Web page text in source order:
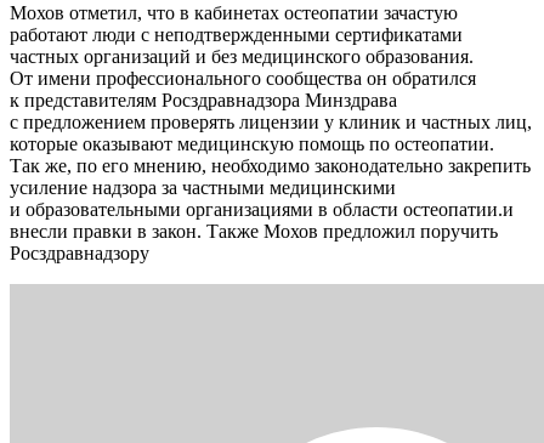
Мохов отметил, что в кабинетах остеопатии зачастую
работают люди с неподтвержденными сертификатами
частных организаций и без медицинского образования.
От имени профессионального сообщества он обратился
к представителям Росздравнадзора Минздрава
с предложением проверять лицензии у клиник и частных лиц,
которые оказывают медицинскую помощь по остеопатии.
Так же, по его мнению, необходимо законодательно закрепить
усиление надзора за частными медицинскими
и образовательными организациями в области остеопатии.и
внесли правки в закон. Также Мохов предложил поручить
Росздравнадзору